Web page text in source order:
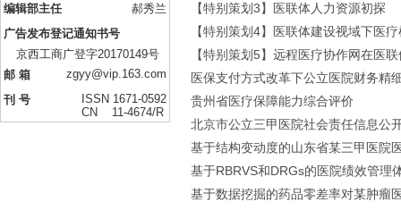
编辑部主任
郝秀兰
广告发布登记通知书号
京西工商广登字20170149号
邮 箱
zgyy@vip.163.com
刊 号
ISSN 1671-0592
CN 11-4674/R
【特别策划3】医联体人力资源初探
【特别策划4】医联体建设视域下医
【特别策划5】远程医疗协作网在医
医保支付方式改革下公立医院财务精
贵州省医疗保障能力综合评价
北京市公立三甲医院社会责任信息公
基于结构变动度的山东省某三甲医院
基于RBRVS和DRGs的医院绩效管理
基于数据挖掘的药品零差率对某肿瘤